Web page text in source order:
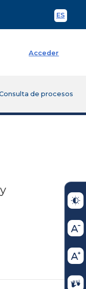
ES
Acceder
de procesos